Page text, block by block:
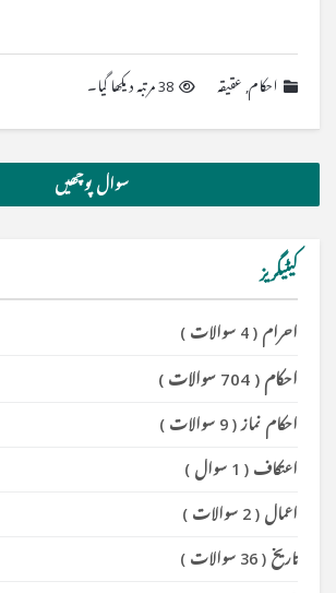
احکام, عقیقه 38 مرتبہ دیکھا گیا۔
سوال پوچھیں
کیٹیگریز
احرام ( 4 سوالات )
احکام ( 704 سوالات )
احکام نماز( 9 سوالات )
اعتکاف ( 1 سوال )
اعمال ( 2 سوالات )
تاریخ ( 36 سوالات )